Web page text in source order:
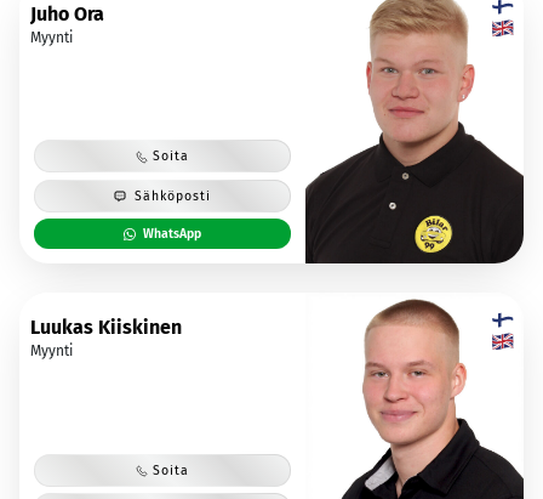
Juho Ora
Myynti
Soita
Sähköposti
WhatsApp
Luukas Kiiskinen
Myynti
Soita